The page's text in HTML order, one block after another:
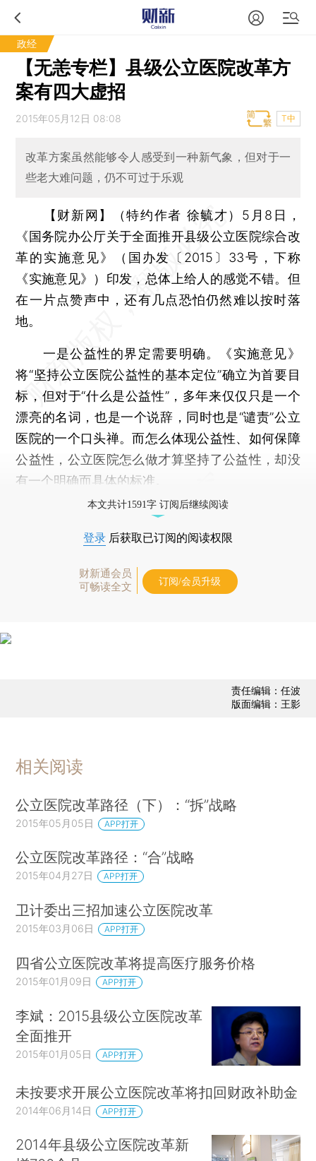
政经
【无恙专栏】县级公立医院改革方
案有四大虚招
2015年05月12日 08:08 T中
改革方案虽然能够令人感受到一种新气象，但对于一
些老大难问题，仍不可过于乐观
【财新网】（特约作者 徐毓才） 5月8日，
《国务院办公厅关于全面推开县级公立医院综合改
革的实施意见》（国办发〔2015〕33号，下称
《实施意见》）印发，总体上给人的感觉不错。但
在一片点赞声中，还有几点恐怕仍然难以按时落
地。
一是公益性的界定需要明确。《实施意见》
将“坚持公立医院公益性的基本定位”确立为首要目
标，但对于“什么是公益性”，多年来仅仅只是一个
漂亮的名词，也是一个说辞，同时也是“谴责”公立
医院的一个口头禅。而怎么体现公益性、如何保障
公益性，公立医院怎么做才算坚持了公益性，却没
有一个明确而具体的标准。
本文共计1591字 订阅后继续阅读
登录 后获取已订阅的阅读权限
财新通会员
可畅读全文
订阅/会员升级
责任编辑：任波
版面编辑：王影
相关阅读
公立医院改革路径（下）：“拆”战略
2015年05月05日 APP打开
公立医院改革路径：“合”战略
2015年04月27日 APP打开
卫计委出三招加速公立医院改革
2015年03月06日 APP打开
四省公立医院改革将提高医疗服务价格
2015年01月09日 APP打开
李斌：2015县级公立医院改革
全面推开
2015年01月05日 APP打开
未按要求开展公立医院改革将扣回财政补助金
2014年06月14日 APP打开
2014年县级公立医院改革新